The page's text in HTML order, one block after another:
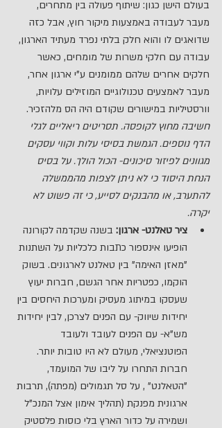
בעולם הישן כגון: שיתוף פעולה בין מתחרים,
מעבר לעבודה באמצעות מיקור חוץ, אבל כזה
שדואגים לו והוא חלק בלתי נפרד מעתיד הארגון,
עבודה עם חלקי משרות של מומחים, כאשר
חלקים אחרים שלהם ממומנים ע"י ארגון אחר,
מעבר לאמצעים טכנולוגיים המוזילים עלויות,
וורסטיליות במישורים שקודם היה הס מלהזכיר.
חשיבה מחוץ לקופסה. תסריטים ריאליים לגלי
הדף נוספים. הגמשת בסיסי עלות וקווי עסקים
מגוונים לפיזור סיכונים- הכול הולך. על בסיס
הנחת היסוד כי לא ניתן לצפות מהממשלה
להתערב, או מהבנקים לסייע, כי זה פשוט לא
יקרה.
ציר טאלנט- ארגון: בשנה שקדמה לקורונה
הופיעו אינספור כתבות כלכליות על השתנות
"מאזן האימה" בין טאלנט לארגונים. בשוק
הוקמו, כפטריות אחר הגשם, חברות יעוץ
שעסקו במיתוג מעסיק ומערכות היחסים בין
יחידות שיווק- עם הפנים לצרכן, לבין יחידות
מש"א- עם הפנים לעובד ולעובד
הפוטנציאלי, מעולם לא היו טובות יותר.
חברות התחרו על ליבו של המועמד,
"הטאלנט" , על סל תגמולים (מפתה), תרבות
ארגונית מפנקת (תהליך אימון אצל המנכ"ל
ושמירה על כדור הארץ בלי כוסות פלסטיק